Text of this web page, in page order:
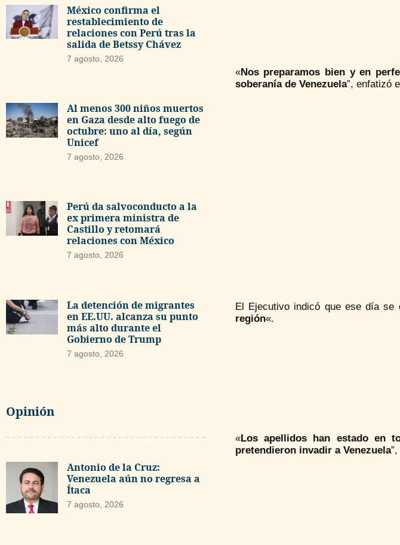
México confirma el
restablecimiento de
relaciones con Perú tras la
salida de Betssy Chávez
7 agosto, 2026
Al menos 300 niños muertos
en Gaza desde alto fuego de
octubre: uno al día, según
Unicef
7 agosto, 2026
Perú da salvoconducto a la
ex primera ministra de
Castillo y retomará
relaciones con México
7 agosto, 2026
La detención de migrantes
en EE.UU. alcanza su punto
más alto durante el
Gobierno de Trump
7 agosto, 2026
Opinión
Antonio de la Cruz:
Venezuela aún no regresa a
Ítaca
7 agosto, 2026
«Nos preparamos bien y en
soberanía de Venezuela”, enfatizó
El Ejecutivo indicó que ese día se
región«.
«Los apellidos han estado en
pretendieron invadir a Venezuela